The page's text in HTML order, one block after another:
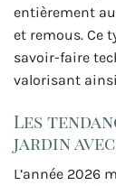
entièrement
et remous. Ce
savoir-faire
valorisant
Les
jardin
L’année 2026